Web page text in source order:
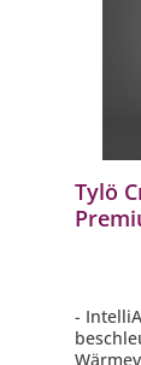
Tylö
-